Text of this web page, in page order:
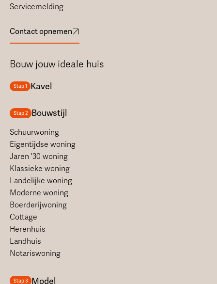
Servicemelding
Contact opnemen
Bouw jouw ideale huis
Stap 1 Kavel
Stap 2 Bouwstijl
Schuurwoning
Eigentijdse woning
Jaren '30 woning
Klassieke woning
Landelijke woning
Moderne woning
Boerderijwoning
Cottage
Herenhuis
Landhuis
Notariswoning
Stap 3 Model